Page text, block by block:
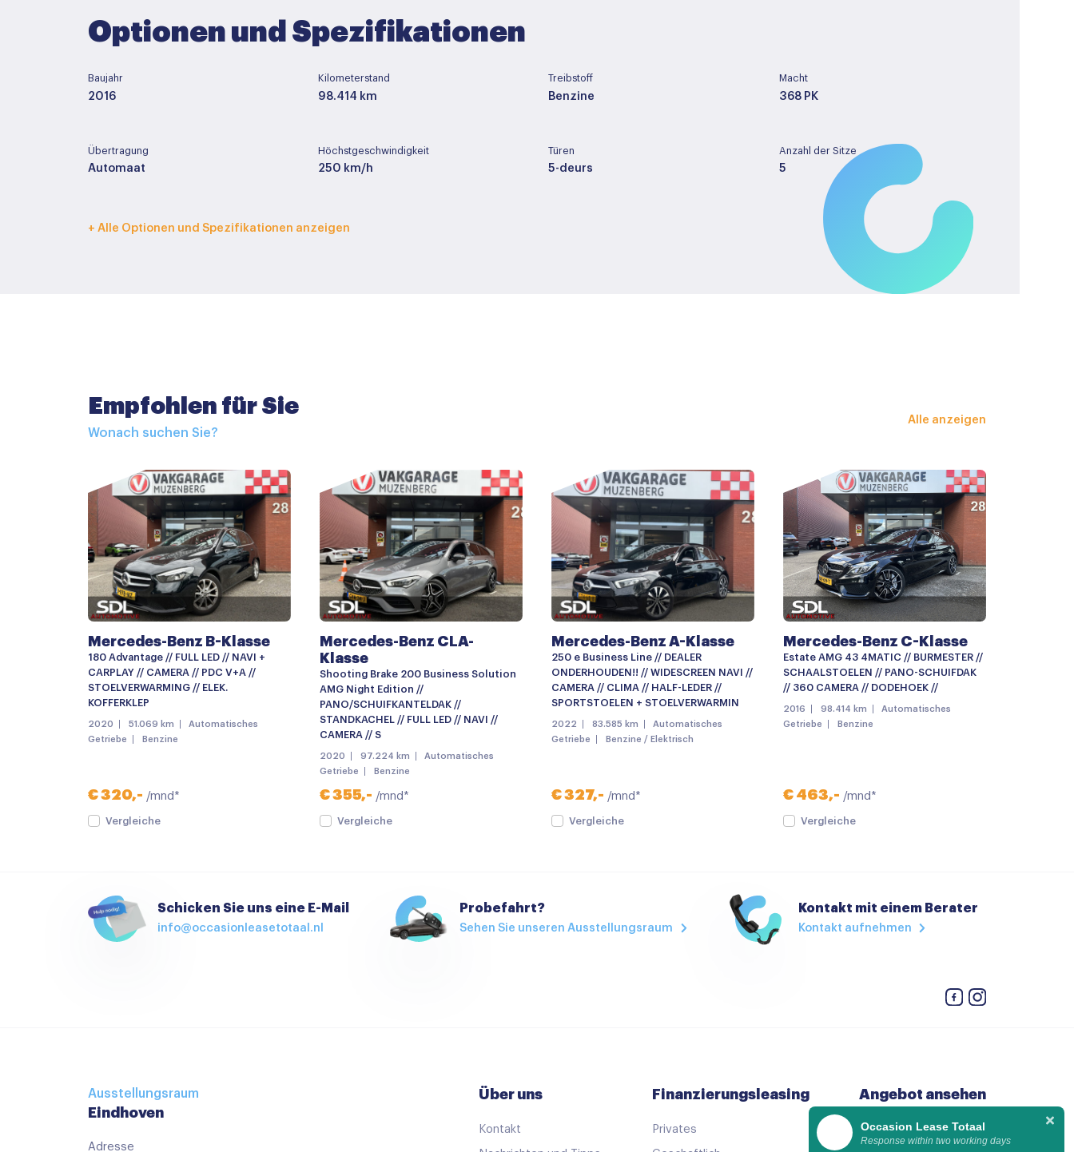
Optionen und Spezifikationen
Baujahr
2016
Kilometerstand
98.414 km
Treibstoff
Benzine
Macht
368 PK
Übertragung
Automaat
Höchstgeschwindigkeit
250 km/h
Türen
5-deurs
Anzahl der Sitze
5
Innenfarbe Polstermöbel Tankinhalt
360 graden camera
Buitenspiegels elektrisch inklapbaar Buitenspiegels elektrisch verstel- en verwarmbaar
Centrale deurvergrendeling met afstandsbediening Dakrails
Dimlichten automatisch Elek. bedienbare achterklep
Getint glas LED achterlichten
LED dagrijverlichting Lichtmetalen velgen
Lichtmetalen velgen 17" Lichtmetalen velgen 17"
Mistlampen Panoramadak
Parkeer assistent Parkeer assistent
Parkeersensor achter Parkeersensor achter
Parkeersensor voor Parkeersensor voor
Sport uitlaat Warmtewerend glas
Bluetooth telefoonvoorbereiding
Multimedia-voorbereiding Multimedia systeem
Bagage-scheidingsnet
Binnenspiegel automatisch dimmend
+ Alle Optionen und Spezifikationen anzeigen
Empfohlen für Sie
Wonach suchen Sie?
Alle anzeigen
Mercedes-Benz B-Klasse
180 Advantage // FULL LED // NAVI +
CARPLAY // CAMERA // PDC V+A //
STOELVERWARMING // ELEK.
KOFFERKLEP
2020 51.069 km
Automatisches
Getriebe
Benzine
€ 320,- /mnd*
Vergleiche
Mercedes-Benz CLA-
Klasse
Shooting Brake 200 Business Solution
AMG Night Edition //
PANO/SCHUIFKANTELDAK //
STANDKACHEL // FULL LED // NAVI //
CAMERA // S
2020 97.224 km
Automatisches
Getriebe
Benzine
€ 355,- /mnd*
Vergleiche
Mercedes-Benz A-Klasse
250 e Business Line // DEALER
ONDERHOUDEN!! // WIDESCREEN NAVI //
CAMERA // CLIMA // HALF-LEDER //
SPORTSTOELEN + STOELVERWARMIN
2022 83.585 km
Automatisches
Getriebe
Benzine / Elektrisch
€ 327,- /mnd*
Vergleiche
Mercedes-Benz C-Klasse
Estate AMG 43 4MATIC // BURMESTER //
SCHAALSTOELEN // PANO-SCHUIFDAK
// 360 CAMERA // DODEHOEK //
2016 98.414 km
Automatisches
Getriebe
Benzine
€ 463,- /mnd*
Vergleiche
Schicken Sie uns eine E-Mail
info@occasionleasetotaal.nl
Probefahrt?
Sehen Sie unseren Ausstellungsraum
Kontakt mit einem Berater
Kontakt aufnehmen
Ausstellungsraum
Eindhoven
Adresse
Über uns
Kontakt
Finanzierungsleasing
Privates
Angebot ansehen
Alle gebrauchtwagen
Occasion Lease Totaal
Response within two working days